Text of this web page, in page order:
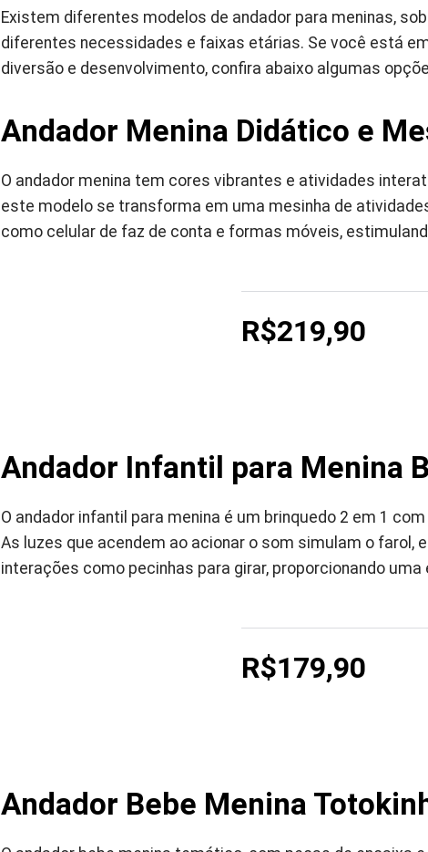
Existem diferentes modelos de andador para meninas,
diferentes necessidades e faixas etárias. Se você está
diversão e desenvolvimento, confira abaixo algumas
Andador Menina Didático e
O andador menina tem cores vibrantes e atividades
este modelo se transforma em uma mesinha de
como celular de faz de conta e formas móveis,
R$219,90
Andador Infantil para Menina
O andador infantil para menina é um brinquedo 2 em 1
As luzes que acendem ao acionar o som simulam o farol,
interações como pecinhas para girar, proporcionando
R$179,90
Andador Bebe Menina